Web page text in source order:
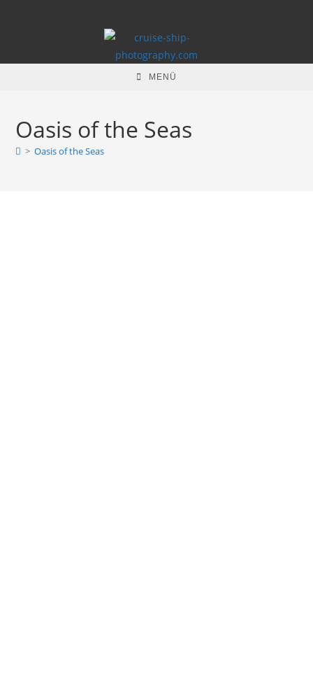
MENÜ
Oasis of the Seas
> Oasis of the Seas